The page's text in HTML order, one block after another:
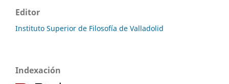
Editor
Instituto Superior de Filosofía de Valladolid
Indexación